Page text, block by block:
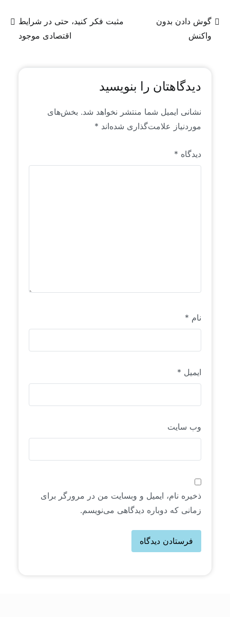
از روندها و سیگنال‌های موجود در فضای جهانی منابع
انسانی است که خاص رایان راهبرد است. این محتواها
گوش دادن بدون
واکنش
مثبت فکر کنید، حتی در شرایط
اقتصادی موجود
دیدگاهتان را بنویسید
نشانی ایمیل شما منتشر نخواهد شد. بخش‌های
موردنیاز علامت‌گذاری شده‌اند *
دیدگاه *
نام *
ایمیل *
وب‌ سایت
ذخیره نام، ایمیل و وبسایت من در مرورگر برای
زمانی که دوباره دیدگاهی می‌نویسم.